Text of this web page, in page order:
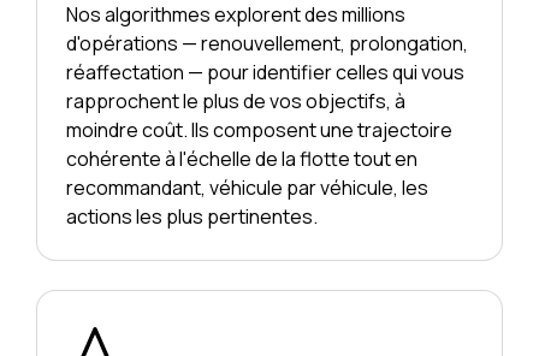
Nos algorithmes explorent des millions
d'opérations — renouvellement, prolongation,
réaffectation — pour identifier celles qui vous
rapprochent le plus de vos objectifs, à
moindre coût. Ils composent une trajectoire
cohérente à l'échelle de la flotte tout en
recommandant, véhicule par véhicule, les
actions les plus pertinentes.